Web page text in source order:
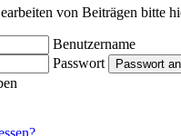
von Beiträgen bitte
Benutzername
Passwort
Passwort